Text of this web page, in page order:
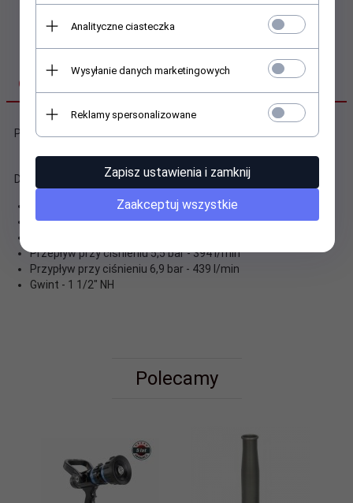
OPIS PRODUKTU
Pyszczek do zaworów Tipsa Viper 2" i Viper VB 2"
Dane techniczne:
średnica pyszczka 5/8" - 15.9 mm
Przepływ przy ciśnieniu 3,4 bar - 310 l/min
Przepływ przy ciśnieniu 5,5 bar - 394 l/min
Przypływ przy ciśnieniu 6,9 bar - 439 l/min
Gwint - 1 1/2" NH
Polecamy
Analityczne ciasteczka
Wysyłanie danych marketingowych
Reklamy spersonalizowane
Zapisz ustawienia i zamknij
Zaakceptuj wszystkie